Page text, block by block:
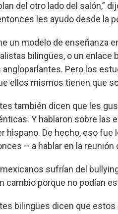
del otro lado del salón,”
les ayudo desde la
un modelo de enseñanza
bilingües, o un enlace
angloparlantes. Pero los
ellos mismos tienen que
también dicen que les
Y hablaron sobre las
hispano. De hecho, eso fue
– a hablar en la reunión
sufrían del
cambio porque no podían
bilingües dicen que